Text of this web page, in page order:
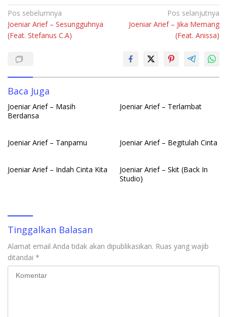
e
b
k
s
p
k
e
ar
e
Navigasi
pos
Pos sebelumnya
Joeniar Arief – Sesungguhnya
(Feat. Stefanus C.A)
Pos selanjutnya
Joeniar Arief – Jika Memang
(Feat. Anissa)
Baca Juga
Joeniar Arief – Masih
Berdansa
Joeniar Arief – Terlambat
Joeniar Arief – Tanpamu Joeniar Arief – Begitulah Cinta
Joeniar Arief – Indah Cinta Kita
Joeniar Arief – Skit (Back In
Studio)
Tinggalkan Balasan
Alamat email Anda tidak akan dipublikasikan. Ruas yang wajib
ditandai *